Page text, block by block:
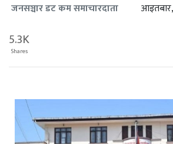
जनसञ्चार डट कम समाचारदाता
5.3K
Shares